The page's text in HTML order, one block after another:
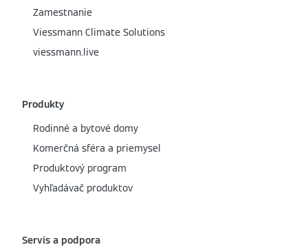
Zamestnanie
Viessmann Climate Solutions
viessmann.live
Produkty
Rodinné a bytové domy
Komerčná sféra a priemysel
Produktový program
Vyhľadávač produktov
Servis a podpora